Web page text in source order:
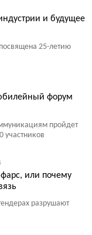
и будущее
25-летию
форум
пройдет
участников
или почему
разрушают